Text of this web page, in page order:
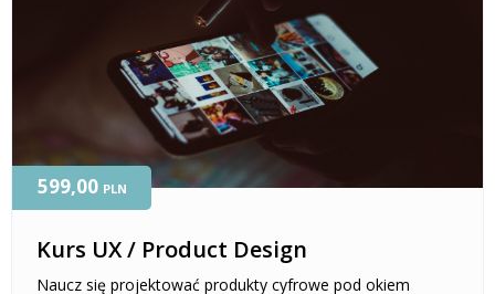
Kurs UX / Product Design
Naucz się projektować produkty cyfrowe pod okiem
599,00 PLN